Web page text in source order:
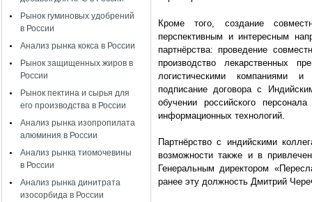
Рынок гуминовых удобрений
в России
Анализ рынка кокса в России
Рынок защищенных жиров в
России
Рынок пектина и сырья для
его производства в России
Анализ рынка изопропилата
алюминия в России
Анализ рынка тиомочевины
в России
Анализ рынка динитрата
изосорбида в России
Кроме того, создание
перспективным и интересным
партнёрства: проведение
производство лекарственных
логистическими компаниями
подписание договора с
обучении российского
информационных технологий.
Партнёрство с индийскими
возможности также и в
Генеральным директором
ранее эту должность Дмитрий